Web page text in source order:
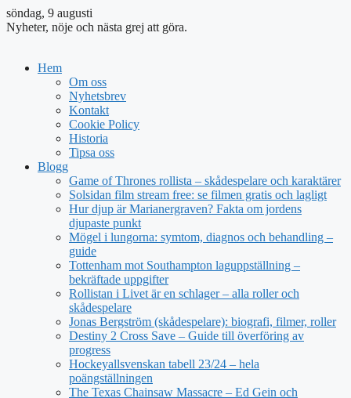
söndag, 9 augusti
Nyheter, nöje och nästa grej att göra.
Hem
Om oss
Nyhetsbrev
Kontakt
Cookie Policy
Historia
Tipsa oss
Blogg
Game of Thrones rollista – skådespelare och karaktärer
Solsidan film stream free: se filmen gratis och lagligt
Hur djup är Marianergraven? Fakta om jordens
djupaste punkt
Mögel i lungorna: symtom, diagnos och behandling –
guide
Tottenham mot Southampton laguppställning –
bekräftade uppgifter
Rollistan i Livet är en schlager – alla roller och
skådespelare
Jonas Bergström (skådespelare): biografi, filmer, roller
Destiny 2 Cross Save – Guide till överföring av
progress
Hockeyallsvenskan tabell 23/24 – hela
poängställningen
The Texas Chainsaw Massacre – Ed Gein och